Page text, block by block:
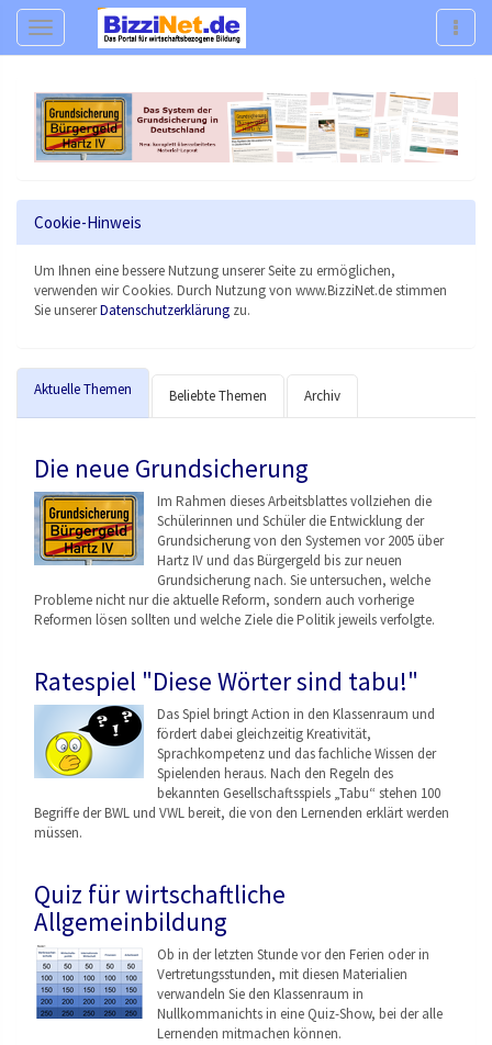
Navigation
Cookie-Hinweis
Um Ihnen eine bessere Nutzung unserer Seite zu ermöglichen,
verwenden wir Cookies. Durch Nutzung von www.BizziNet.de stimmen
Sie unsererDatenschutzerklärung zu.
Aktuelle Themen Beliebte Themen Archiv
Die neue Grundsicherung
Im Rahmen dieses Arbeitsblattes vollziehen die
Schülerinnen und Schüler die Entwicklung der
Grundsicherung von den Systemen vor 2005 über
Hartz IV und das Bürgergeld bis zur neuen
Grundsicherung nach. Sie untersuchen, welche
Probleme nicht nur die aktuelle Reform, sondern auch vorherige
Reformen lösen sollten und welche Ziele die Politik jeweils verfolgte.
Ratespiel "Diese Wörter sind tabu!"
Das Spiel bringt Action in den Klassenraum und
fördert dabei gleichzeitig Kreativität,
Sprachkompetenz und das fachliche Wissen der
Spielenden heraus. Nach den Regeln des
bekannten Gesellschaftsspiels „Tabu“ stehen 100
Begriffe der BWL und VWL bereit, die von den Lernenden erklärt werden
müssen.
Quiz für wirtschaftliche
Allgemeinbildung
Ob in der letzten Stunde vor den Ferien oder in
Vertretungsstunden, mit diesen Materialien
verwandeln Sie den Klassenraum in
Nullkommanichts in eine Quiz-Show, bei der alle
Lernenden mitmachen können.